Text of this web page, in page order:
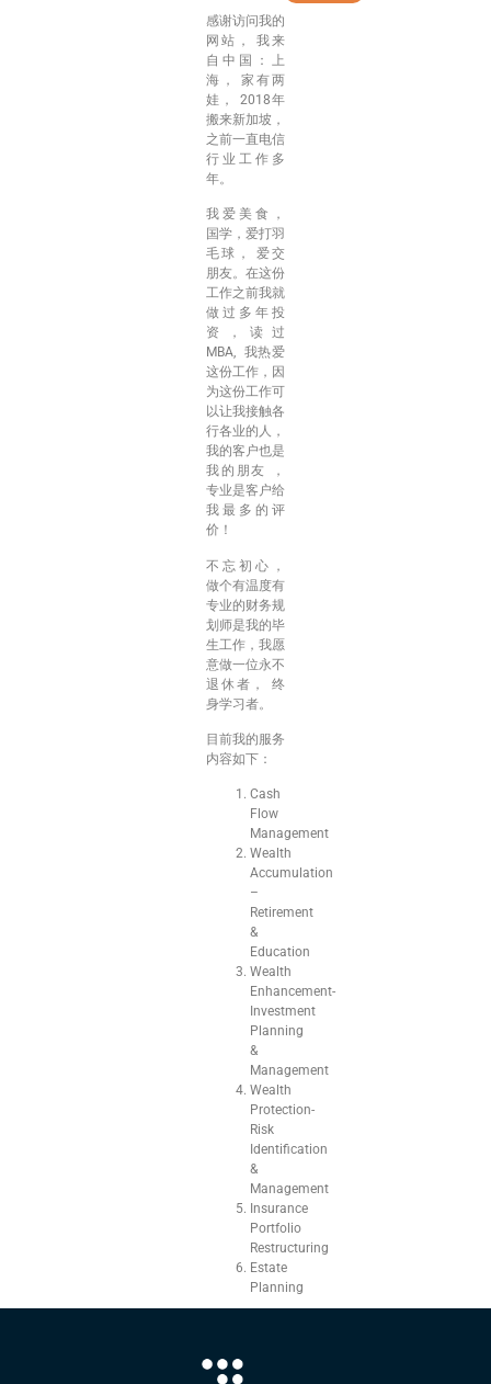
感谢访问我的
网站， 我来
自中国：上
海， 家有两
娃， 2018年
搬来新加坡，
之前一直电信
行业工作多
年。
我爱美食，
国学，爱打羽
毛球， 爱交
朋友。在这份
工作之前我就
做过多年投
资，读过
MBA, 我热爱
这份工作，因
为这份工作可
以让我接触各
行各业的人，
我的客户也是
我的朋友 ，
专业是客户给
我最多的评
价！
不忘初心，
做个有温度有
专业的财务规
划师是我的毕
生工作，我愿
意做一位永不
退休者， 终
身学习者。
目前我的服务
内容如下：
Cash
Flow
Management
Wealth
Accumulation
–
Retirement
&
Education
Wealth
Enhancement-
Investment
Planning
&
Management
Wealth
Protection-
Risk
Identification
&
Management
Insurance
Portfolio
Restructuring
Estate
Planning